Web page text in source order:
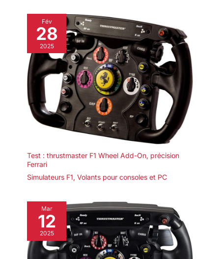
Fév
28
2025
Test : thrustmaster F1 Wheel Add-On, précision
Ferrari
Simulateurs F1, Volants pour consoles et PC
Mar
12
2025